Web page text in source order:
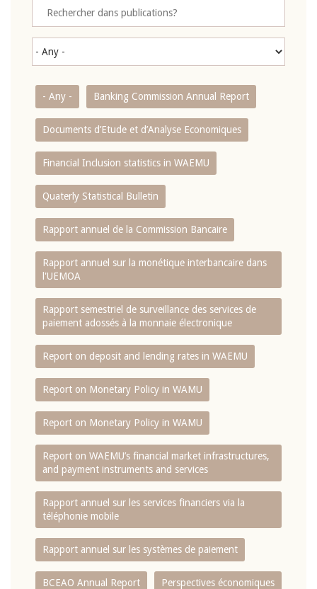
- Any - Banking Commission Annual Report
Documents d’Etude et d’Analyse Economiques
Financial Inclusion statistics in WAEMU
Quaterly Statistical Bulletin
Rapport annuel de la Commission Bancaire
Rapport annuel sur la monétique interbancaire dans
l'UEMOA
Rapport semestriel de surveillance des services de
paiement adossés à la monnaie électronique
Report on deposit and lending rates in WAEMU
Report on Monetary Policy in WAMU
Report on Monetary Policy in WAMU
Report on WAEMU’s financial market infrastructures,
and payment instruments and services
Rapport annuel sur les services financiers via la
téléphonie mobile
Rapport annuel sur les systèmes de paiement
BCEAO Annual Report Perspectives économiques